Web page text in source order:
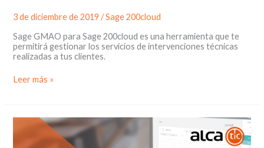
3 de diciembre de 2019/Sage 200cloud
Sage GMAO para Sage 200cloud es una herramienta que te
permitirá gestionar los servicios de intervenciones técnicas
realizadas a tus clientes.
Sage
200cloud
Leer más »